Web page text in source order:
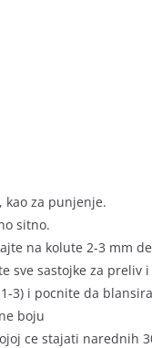
kao za punjenje.
sitno.
na kolute 2-3 mm
sve sastojke za
3) i pocnite da
boju
ce stajati narednih